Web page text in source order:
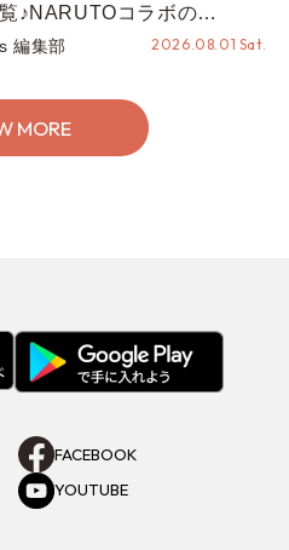
♪NARUTOコラボの
POPUPから、プチYour
ティーパーティまで！8月
編集部 2026.08.01 Sat.
MORE
FACEBOOK
YOUTUBE